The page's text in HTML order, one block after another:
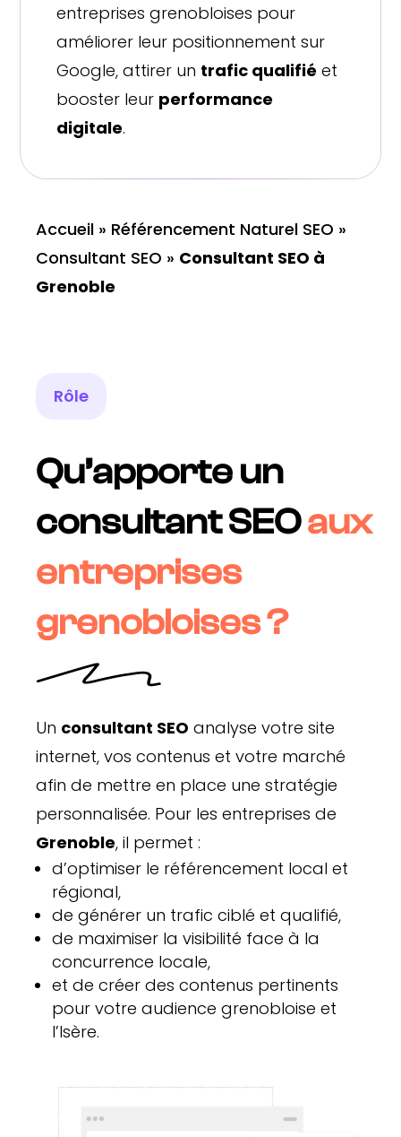
entreprises grenobloises pour
améliorer leur positionnement sur
Google, attirer un trafic qualifié et
booster leur performance
digitale.
Accueil » Référencement Naturel SEO »
Consultant SEO » Consultant SEO à
Grenoble
Rôle
Qu’apporte un
consultant SEOaux
entreprises
grenobloises ?
Un consultant SEO analyse votre site
internet, vos contenus et votre marché
afin de mettre en place une stratégie
personnalisée. Pour les entreprises de
Grenoble, il permet :
d’optimiser le référencement local et
régional,
de générer un trafic ciblé et qualifié,
de maximiser la visibilité face à la
concurrence locale,
et de créer des contenus pertinents
pour votre audience grenobloise et
l’Isère.